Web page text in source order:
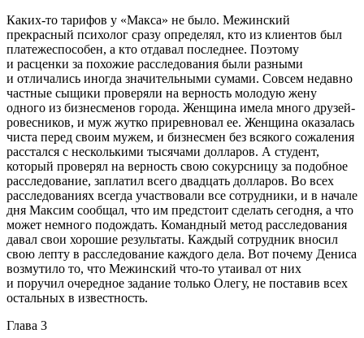
Каких-то тарифов у «Макса» не было. Межинский
прекрасный психолог сразу определял, кто из клиентов был
платежеспособен, а кто отдавал последнее. Поэтому
и расценки за похожие расследования были разными
и отличались иногда значительными сумами. Совсем недавно
частные сыщики проверяли на верность молодую жену
одного из бизнесменов города. Женщина имела много друзей-
ровесников, и муж жутко приревновал ее. Женщина оказалась
чиста перед своим мужем, и бизнесмен без всякого сожаления
расстался с несколькими тысячами долларов. А студент,
который проверял на верность свою сокурсницу за подобное
расследование, заплатил всего двадцать долларов. Во всех
расследованиях всегда участвовали все сотрудники, и в начале
дня Максим сообщал, что им предстоит сделать сегодня, а что
может немного подождать. Командный метод расследования
давал свои хорошие результаты. Каждый сотрудник вносил
свою лепту в расследование каждого дела. Вот почему Дениса
возмутило то, что Межинский что-то утаивал от них
и поручил очередное задание только Олегу, не поставив всех
остальных в известность.
Глава 3